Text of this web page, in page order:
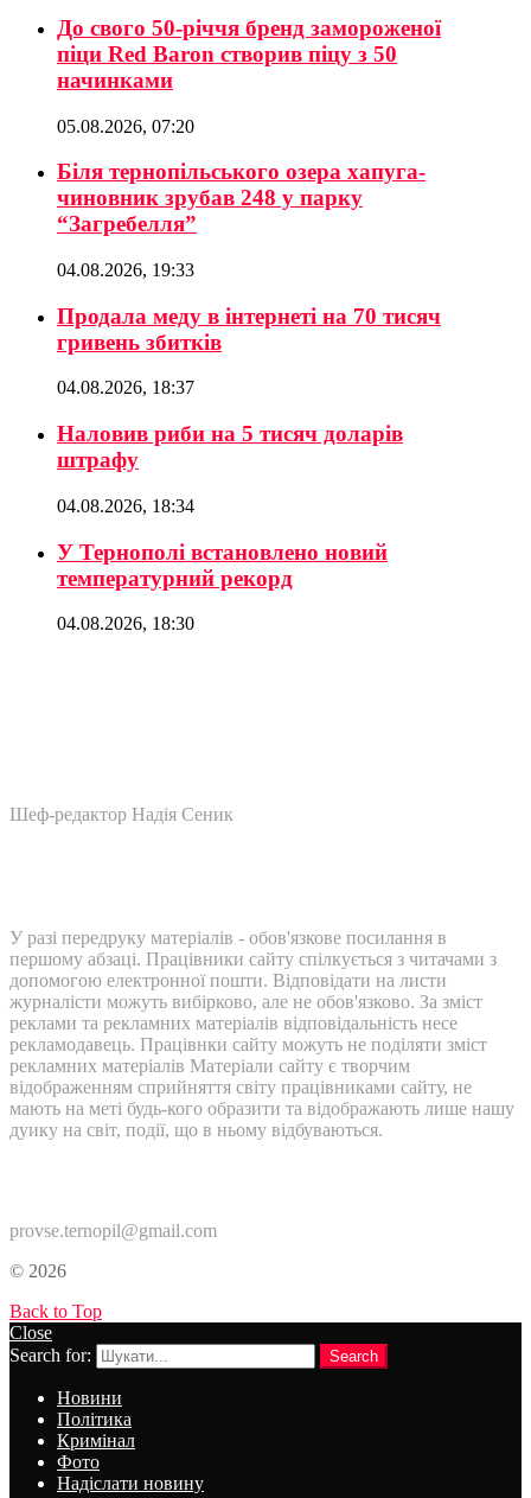
До свого 50-річчя бренд замороженої
піци Red Baron створив піцу з 50
начинками
05.08.2026, 07:20
Біля тернопільського озера хапуга-
чиновник зрубав 248 у парку
“Загребелля”
04.08.2026, 19:33
Продала меду в інтернеті на 70 тисяч
гривень збитків
04.08.2026, 18:37
Наловив риби на 5 тисяч доларів
штрафу
04.08.2026, 18:34
У Тернополі встановлено новий
температурний рекорд
04.08.2026, 18:30
Шеф-редактор Надія Сеник
У разі передруку матеріалів - обов'язкове посилання в
першому абзаці. Працівники сайту спілкується з читачами з
допомогою електронної пошти. Відповідати на листи
журналісти можуть вибірково, але не обов'язково. За зміст
реклами та рекламних матеріалів відповідальність несе
рекламодавець. Працівнки сайту можуть не поділяти зміст
рекламних матеріалів Матеріали сайту є творчим
відображенням сприйняття світу працівниками сайту, не
мають на меті будь-кого образити та відображають лише нашу
дуику на світ, події, що в ньому відбуваються.
provse.ternopil@gmail.com
© 2026
Back to Top
Close
Search for:
Search
Новини
Політика
Кримінал
Фото
Надіслати новину